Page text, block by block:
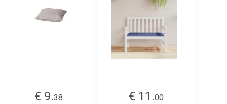
€ 9.38
€ 11.00